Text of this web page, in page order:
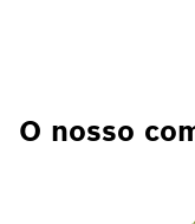
O nosso